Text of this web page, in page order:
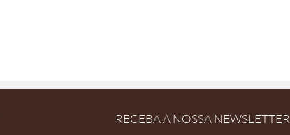
RECEBA A NOSSA NEWSLETTER